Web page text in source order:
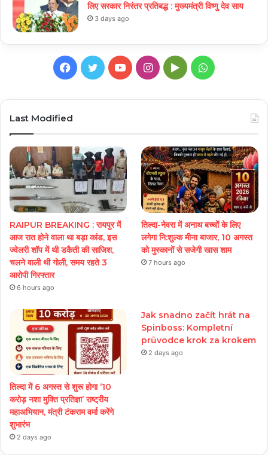
लिए सरकार निरंतर प्रतिबद्ध : मुख्यमंत्री विष्णु देव साय
3 days ago
Facebook
TwitterYouTubeInstagram
GoogleWhatsApp
Last Modified
RAIPUR BREAKING : रायपुर में
आज रात होने वाला था बड़ा कांड, इस
ज्वेलरी शॉप में थी डकैती की साजिश,
चलने वाली थी गोली, समय रहते 3
आरोपी गिरफ्तार
6 hours ago
तिल्दा-नेवरा में अनाथ बच्चों के लिए
लगेगा नि:शुल्क मीना बाजार, 10 अगस्त
को मुस्कानों से सजेगी खास शाम
7 hours ago
तिल्दा में 6 अगस्त से शुरू होगा ‘10
करोड़ नशा मुक्ति प्रतिज्ञा’ राष्ट्रीय
महाअभियान, मंत्री टंकराम वर्मा करेंगे
शुभारंभ
2 days ago
Jak snadno začít hrát na
Spinboss: Kompletní
průvodce krok za krokem
2 days ago